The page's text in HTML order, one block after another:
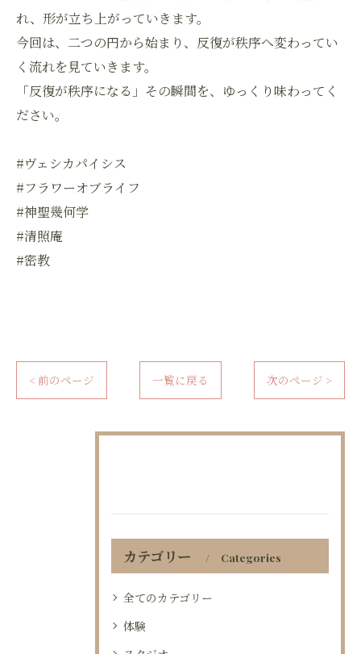
れ、形が立ち上がっていきます。
今回は、二つの円から始まり、反復が秩序へ変わってい
く流れを見ていきます。
「反復が秩序になる」その瞬間を、ゆっくり味わってく
ださい。
#ヴェシカパイシス
#フラワーオブライフ
#神聖幾何学
#清照庵
#密教
< 前のページ 一覧に戻る 次のページ >
カテゴリー Categories
全てのカテゴリー
体験